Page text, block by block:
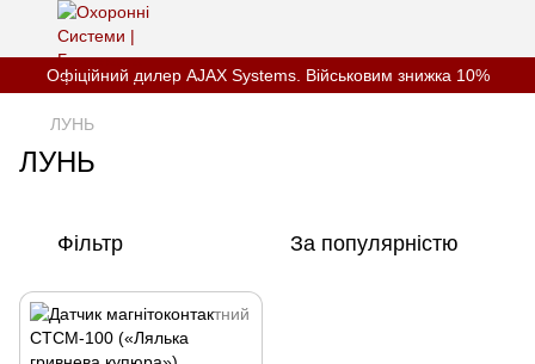
Офіційний дилер AJAX Systems. Військовим знижка 10%
ЛУНЬ
ЛУНЬ
Фільтр За популярністю